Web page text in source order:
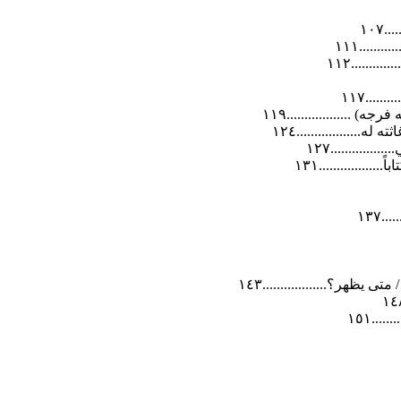
..................١١٩
له..................١٢٤
يظهر؟..................١٤٣